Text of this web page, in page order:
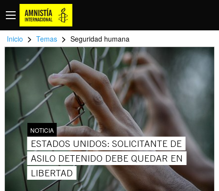
Inicio > Temas > Seguridad humana
NOTICIA
ESTADOS UNIDOS: SOLICITANTE DE
ASILO DETENIDO DEBE QUEDAR EN
LIBERTAD